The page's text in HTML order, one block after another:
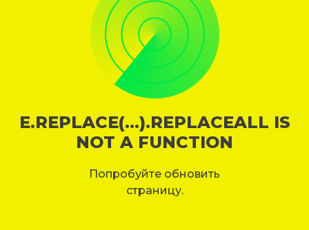
E.REPLACE(...).REPLACEALL IS
NOT A FUNCTION
Попробуйте обновить
страницу.